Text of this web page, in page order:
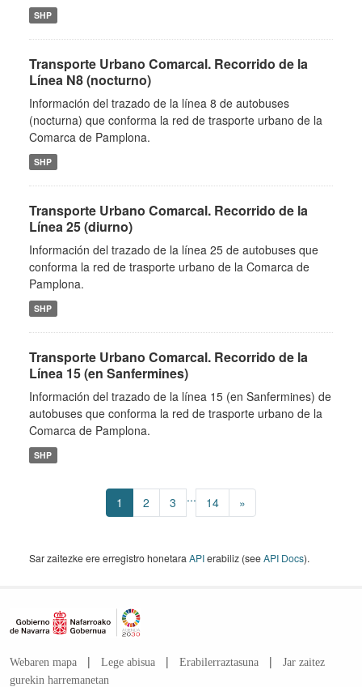
SHP
Transporte Urbano Comarcal. Recorrido de la
Línea N8 (nocturno)
Información del trazado de la línea 8 de autobuses
(nocturna) que conforma la red de trasporte urbano de la
Comarca de Pamplona.
SHP
Transporte Urbano Comarcal. Recorrido de la
Línea 25 (diurno)
Información del trazado de la línea 25 de autobuses que
conforma la red de trasporte urbano de la Comarca de
Pamplona.
SHP
Transporte Urbano Comarcal. Recorrido de la
Línea 15 (en Sanfermines)
Información del trazado de la línea 15 (en Sanfermines) de
autobuses que conforma la red de trasporte urbano de la
Comarca de Pamplona.
SHP
1 2 3 ... 14 »
Sar zaitezke ere erregistro honetara APIerabiliz (seeAPI Docs).
Webaren mapa | Lege abisua | Erabilerraztasuna |
Jar zaitez
gurekin harremanetan